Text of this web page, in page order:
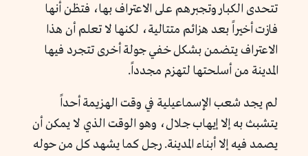
تتحدى الكبار وتجبرهم على الاعتراف بها، فتظن أنها
فازت أخيراً بعد هزائم متتالية، لكنها لا تعلم أن هذا
الاعتراف يتضمن بشكل خفي جولة أخرى تتجرد فيها
المدينة من أسلحتها لتهزم مجدداً.
لم يجد شعب الإسماعيلية في وقت الهزيمة أحداً
يتشبث به إلا إيهاب جلال، وهو الوقت الذي لا يمكن أن
يصمد فيه إلا أبناء المدينة. رجل كما يشهد كل من حوله